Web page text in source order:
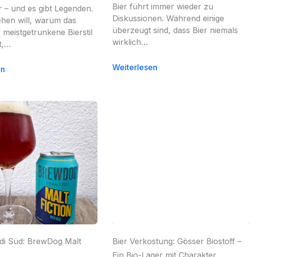
– und es gibt Legenden.
will, warum das
meistgetrunkene Bierstil
Bier führt immer wieder zu
Diskussionen. Während einige
überzeugt sind, dass Bier niemals
wirklich…
Weiterlesen
Süd: BrewDog Malt
Bier Verkostung: Gösser Biostoff –
Ein Bio-Lager mit Charakter